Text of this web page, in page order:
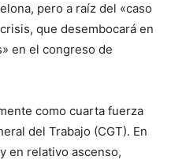
pero a raíz del «caso
que desembocará en
en el congreso de
como cuarta fuerza
del Trabajo (CGT). En
en relativo ascenso,